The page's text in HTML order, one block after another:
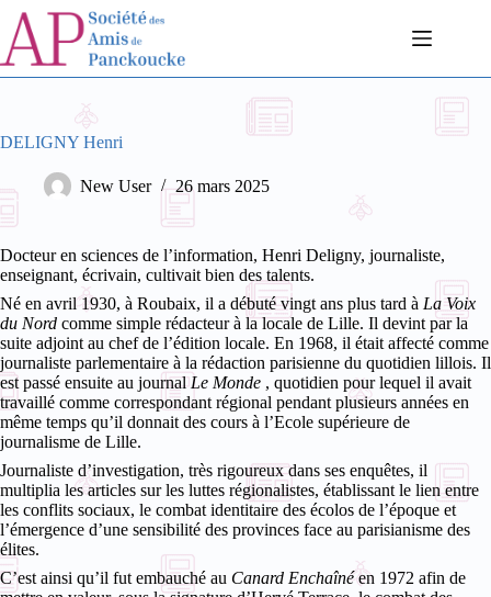
Passer
contenu
DELIGNY Henri
New User 26 mars 2025
Docteur en sciences de l’information, Henri Deligny, journaliste,
enseignant, écrivain, cultivait bien des talents.
Né en avril 1930, à Roubaix, il a débuté vingt ans plus tard à La Voix
du Nord comme simple rédacteur à la locale de Lille. Il devint par la
suite adjoint au chef de l’édition locale. En 1968, il était affecté comme
journaliste parlementaire à la rédaction parisienne du quotidien lillois. Il
est passé ensuite au journal Le Monde , quotidien pour lequel il avait
travaillé comme correspondant régional pendant plusieurs années en
même temps qu’il donnait des cours à l’Ecole supérieure de
journalisme de Lille.
Journaliste d’investigation, très rigoureux dans ses enquêtes, il
multiplia les articles sur les luttes régionalistes, établissant le lien entre
les conflits sociaux, le combat identitaire des écolos de l’époque et
l’émergence d’une sensibilité des provinces face au parisianisme des
élites.
C’est ainsi qu’il fut embauché au Canard Enchaîné en 1972 afin de